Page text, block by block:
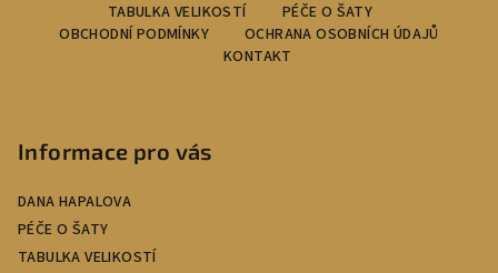
TABULKA VELIKOSTÍ
PÉČE O ŠATY
OBCHODNÍ PODMÍNKY
OCHRANA OSOBNÍCH ÚDAJŮ
KONTAKT
Informace pro vás
DANA HAPALOVA
PÉČE O ŠATY
TABULKA VELIKOSTÍ